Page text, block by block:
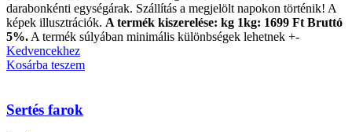
darabonkénti egységárak. Szállítás a megjelölt napokon történik! A
képek illusztrációk. A termék kiszerelése: kg 1kg: 1699 Ft Bruttó
5%. A termék súlyában minimális különbségek lehetnek +-
Kedvencekhez
Kosárba teszem
Sertés farok